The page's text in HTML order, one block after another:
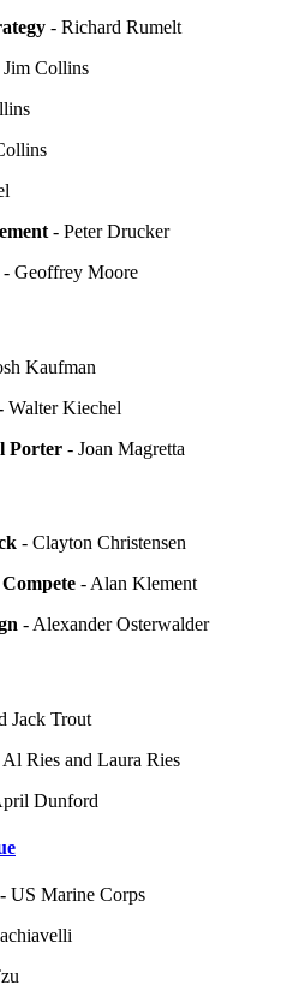
- Richard Rumelt
Jim Collins
- Peter Drucker
- Geoffrey Moore
Kaufman
Walter Kiechel
Porter - Joan Magretta
- Clayton Christensen
- Alan Klement
- Alexander Osterwalder
Jack Trout
Al Ries and Laura Ries
Dunford
US Marine Corps